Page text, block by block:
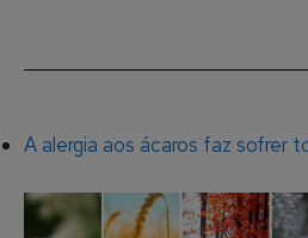
A alergia aos ácaros faz sofrer